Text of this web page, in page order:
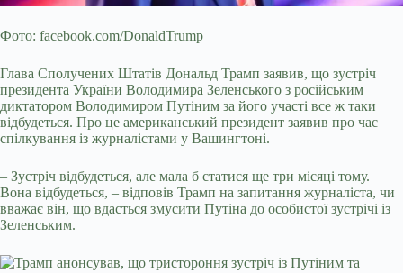
Фото: facebook.com/DonaldTrump
Глава Сполучених Штатів Дональд Трамп заявив, що зустріч
президента України Володимира Зеленського з російським
диктатором Володимиром Путіним за його участі все ж таки
відбудеться. Про це американський президент заявив про час
спілкування із журналістами у Вашингтоні.
– Зустріч відбудеться, але мала б статися ще три місяці тому.
Вона відбудеться, – відповів Трамп на запитання журналіста, чи
вважає він, що вдасться змусити Путіна до особистої зустрічі із
Зеленським.